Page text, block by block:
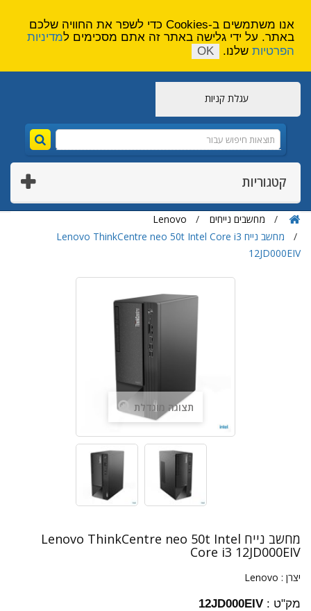
עגלת קניות
קטגוריות
מחשבים נייחים
Lenovo
מחשב נייח Lenovo ThinkCentre neo 50t Intel Core i3
12JD000EIV
תצוגה מוגדלת
מחשב נייח Lenovo ThinkCentre neo 50t Intel
Core i3 12JD000EIV
יצרן : Lenovo
מק"ט : 12JD000EIV
אנו משתמשים ב-Cookies כדי לשפר את החוויה שלכם
באתר. על ידי גלישה באתר זה אתם מסכימים למדיניות
הפרטיות שלנו. OK